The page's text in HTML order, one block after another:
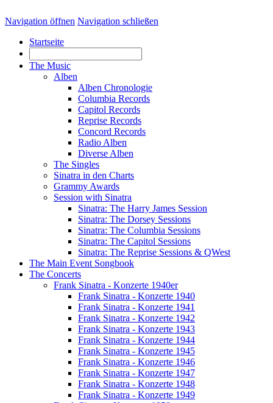
Navigation öffnen Navigation schließen
Startseite
The Music
Alben
Alben Chronologie
Columbia Records
Capitol Records
Reprise Records
Concord Records
Radio Alben
Diverse Alben
The Singles
Sinatra in den Charts
Grammy Awards
Session with Sinatra
Sinatra: The Harry James Session
Sinatra: The Dorsey Sessions
Sinatra: The Columbia Sessions
Sinatra: The Capitol Sessions
Sinatra: The Reprise Sessions & QWest
The Main Event Songbook
The Concerts
Frank Sinatra - Konzerte 1940er
Frank Sinatra - Konzerte 1940
Frank Sinatra - Konzerte 1941
Frank Sinatra - Konzerte 1942
Frank Sinatra - Konzerte 1943
Frank Sinatra - Konzerte 1944
Frank Sinatra - Konzerte 1945
Frank Sinatra - Konzerte 1946
Frank Sinatra - Konzerte 1947
Frank Sinatra - Konzerte 1948
Frank Sinatra - Konzerte 1949